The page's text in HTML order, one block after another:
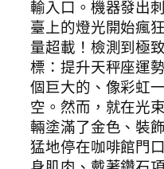
輸入口。機器發出
臺上的燈光開始瘋
量超載！檢測到極
標：提升天秤座運
個巨大的、像彩虹
空。然而，就在光
輛塗滿了金色、裝
猛地停在咖啡館門